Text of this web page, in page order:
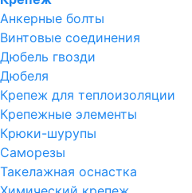
Анкерные болты
Винтовые соединения
Дюбель гвозди
Дюбеля
Крепеж для теплоизоляции
Крепежные элементы
Крюки-шурупы
Саморезы
Такелажная оснастка